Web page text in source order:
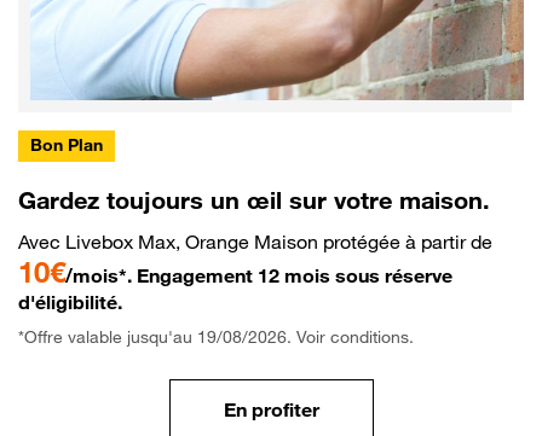
Bon Plan
Gardez toujours un œil sur votre maison.
Avec Livebox Max, Orange Maison protégée à partir de
10€/mois*. Engagement 12 mois sous réserve
d'éligibilité.
*Offre valable jusqu'au 19/08/2026. Voir conditions.
En profiter